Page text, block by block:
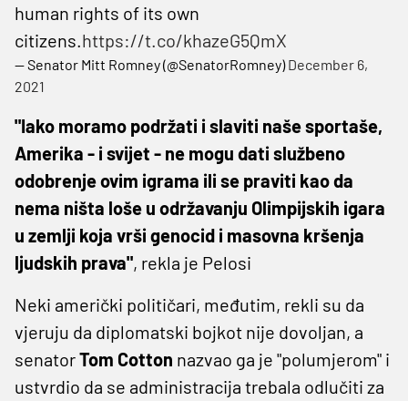
human rights of its own
citizens.https://t.co/khazeG5QmX
— Senator Mitt Romney (@SenatorRomney)December 6,
2021
"Iako moramo podržati i slaviti naše sportaše,
Amerika - i svijet - ne mogu dati službeno
odobrenje ovim igrama ili se praviti kao da
nema ništa loše u održavanju Olimpijskih igara
u zemlji koja vrši genocid i masovna kršenja
ljudskih prava", rekla je Pelosi
Neki američki političari, međutim, rekli su da
vjeruju da diplomatski bojkot nije dovoljan, a
senatorTom Cotton nazvao ga je "polumjerom" i
ustvrdio da se administracija trebala odlučiti za